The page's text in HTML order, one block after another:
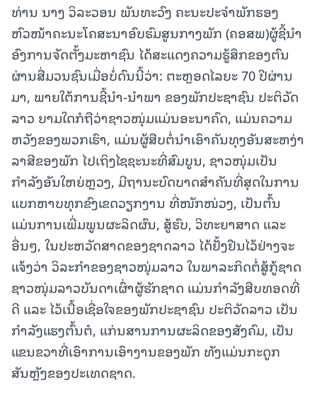
ທ່ານ ນາງ ວິລະວອນ ພັນທະວົງ ຄະນະປະຈໍາພັກຮອງ
ຫົວໜ້າຄະນະໂຄສະນາອົບຮົມສູນກາງພັກ (ຄອສພ)ຜູ້ຊີ້ນຳ
ອົງການຈັດຕັ້ງມະຫາຊົນ ໄດ້ສະແດງຄວາມຮູ້ສຶກຂອງຕົນ
ຜ່ານສື່ມວນຊົນເມື່ອບໍ່ດົນນີ້ວ່າ: ຕະຫຼອດໄລຍະ 70 ປີຜ່ານ
ມາ, ພາຍໃຕ້ການຊີ້ນໍາ-ນໍາພາ ຂອງພັກປະຊາຊົນ ປະຕິວັດ
ລາວ ຍາມໃດກໍຖືວ່າຊາວໜຸ່ມແມ່ນອະນາຄົດ, ແມ່ນຄວາມ
ຫວັງຂອງພວກເຮົາ, ແມ່ນຜູ້ສືບຕໍ່ນຳເອົາຄັນທຸງອັນສະຫງ່າ
ລາສີຂອງພັກ ໄປເຖິງໄຊຊະນະທີ່ສົມບູນ, ຊາວໜຸ່ມເປັນ
ກຳລັງອັນໃຫຍ່ຫຼວງ, ມີຖານະບົດບາດສຳຄັນທີ່ສຸດໃນການ
ແບກຫາບທຸກຂົງເຂດວຽກງານ ທີ່ໜັກໜ່ວງ, ເປັນຕົ້ນ
ແມ່ນການເພີ່ມພູນຜະລິດຜົນ, ສູ້ຮົບ, ວິທະຍາສາດ ແລະ
ອື່ນໆ, ໃນປະຫວັດສາດຂອງຊາດລາວ ໄດ້ຢັ້ງຢືນໄວ້ຢ່າງຈະ
ແຈ້ງວ່າ ວິລະກໍາຂອງຊາວໜຸ່ມລາວ ໃນພາລະກິດຕໍ່ສູ້ກູ້ຊາດ
ຊາວໜຸ່ມລາວບັນດາເຜົ່າຜູ້ຮັກຊາດ ແມ່ນກຳລັງສືບທອດທີ່
ດີ ແລະ ໄວ້ເນື້ອເຊື່ອໃຈຂອງພັກປະຊາຊົນ ປະຕິວັດລາວ ເປັນ
ກຳລັງແຮງຕົ້ນຕໍ, ແກ່ນສານການຜະລິດຂອງສັງຄົມ, ເປັນ
ແຂນຂວາທີ່ເອົາການເອົາງານຂອງພັກ ທັງແມ່ນກະດູກ
ສັນຫຼັງຂອງປະເທດຊາດ.